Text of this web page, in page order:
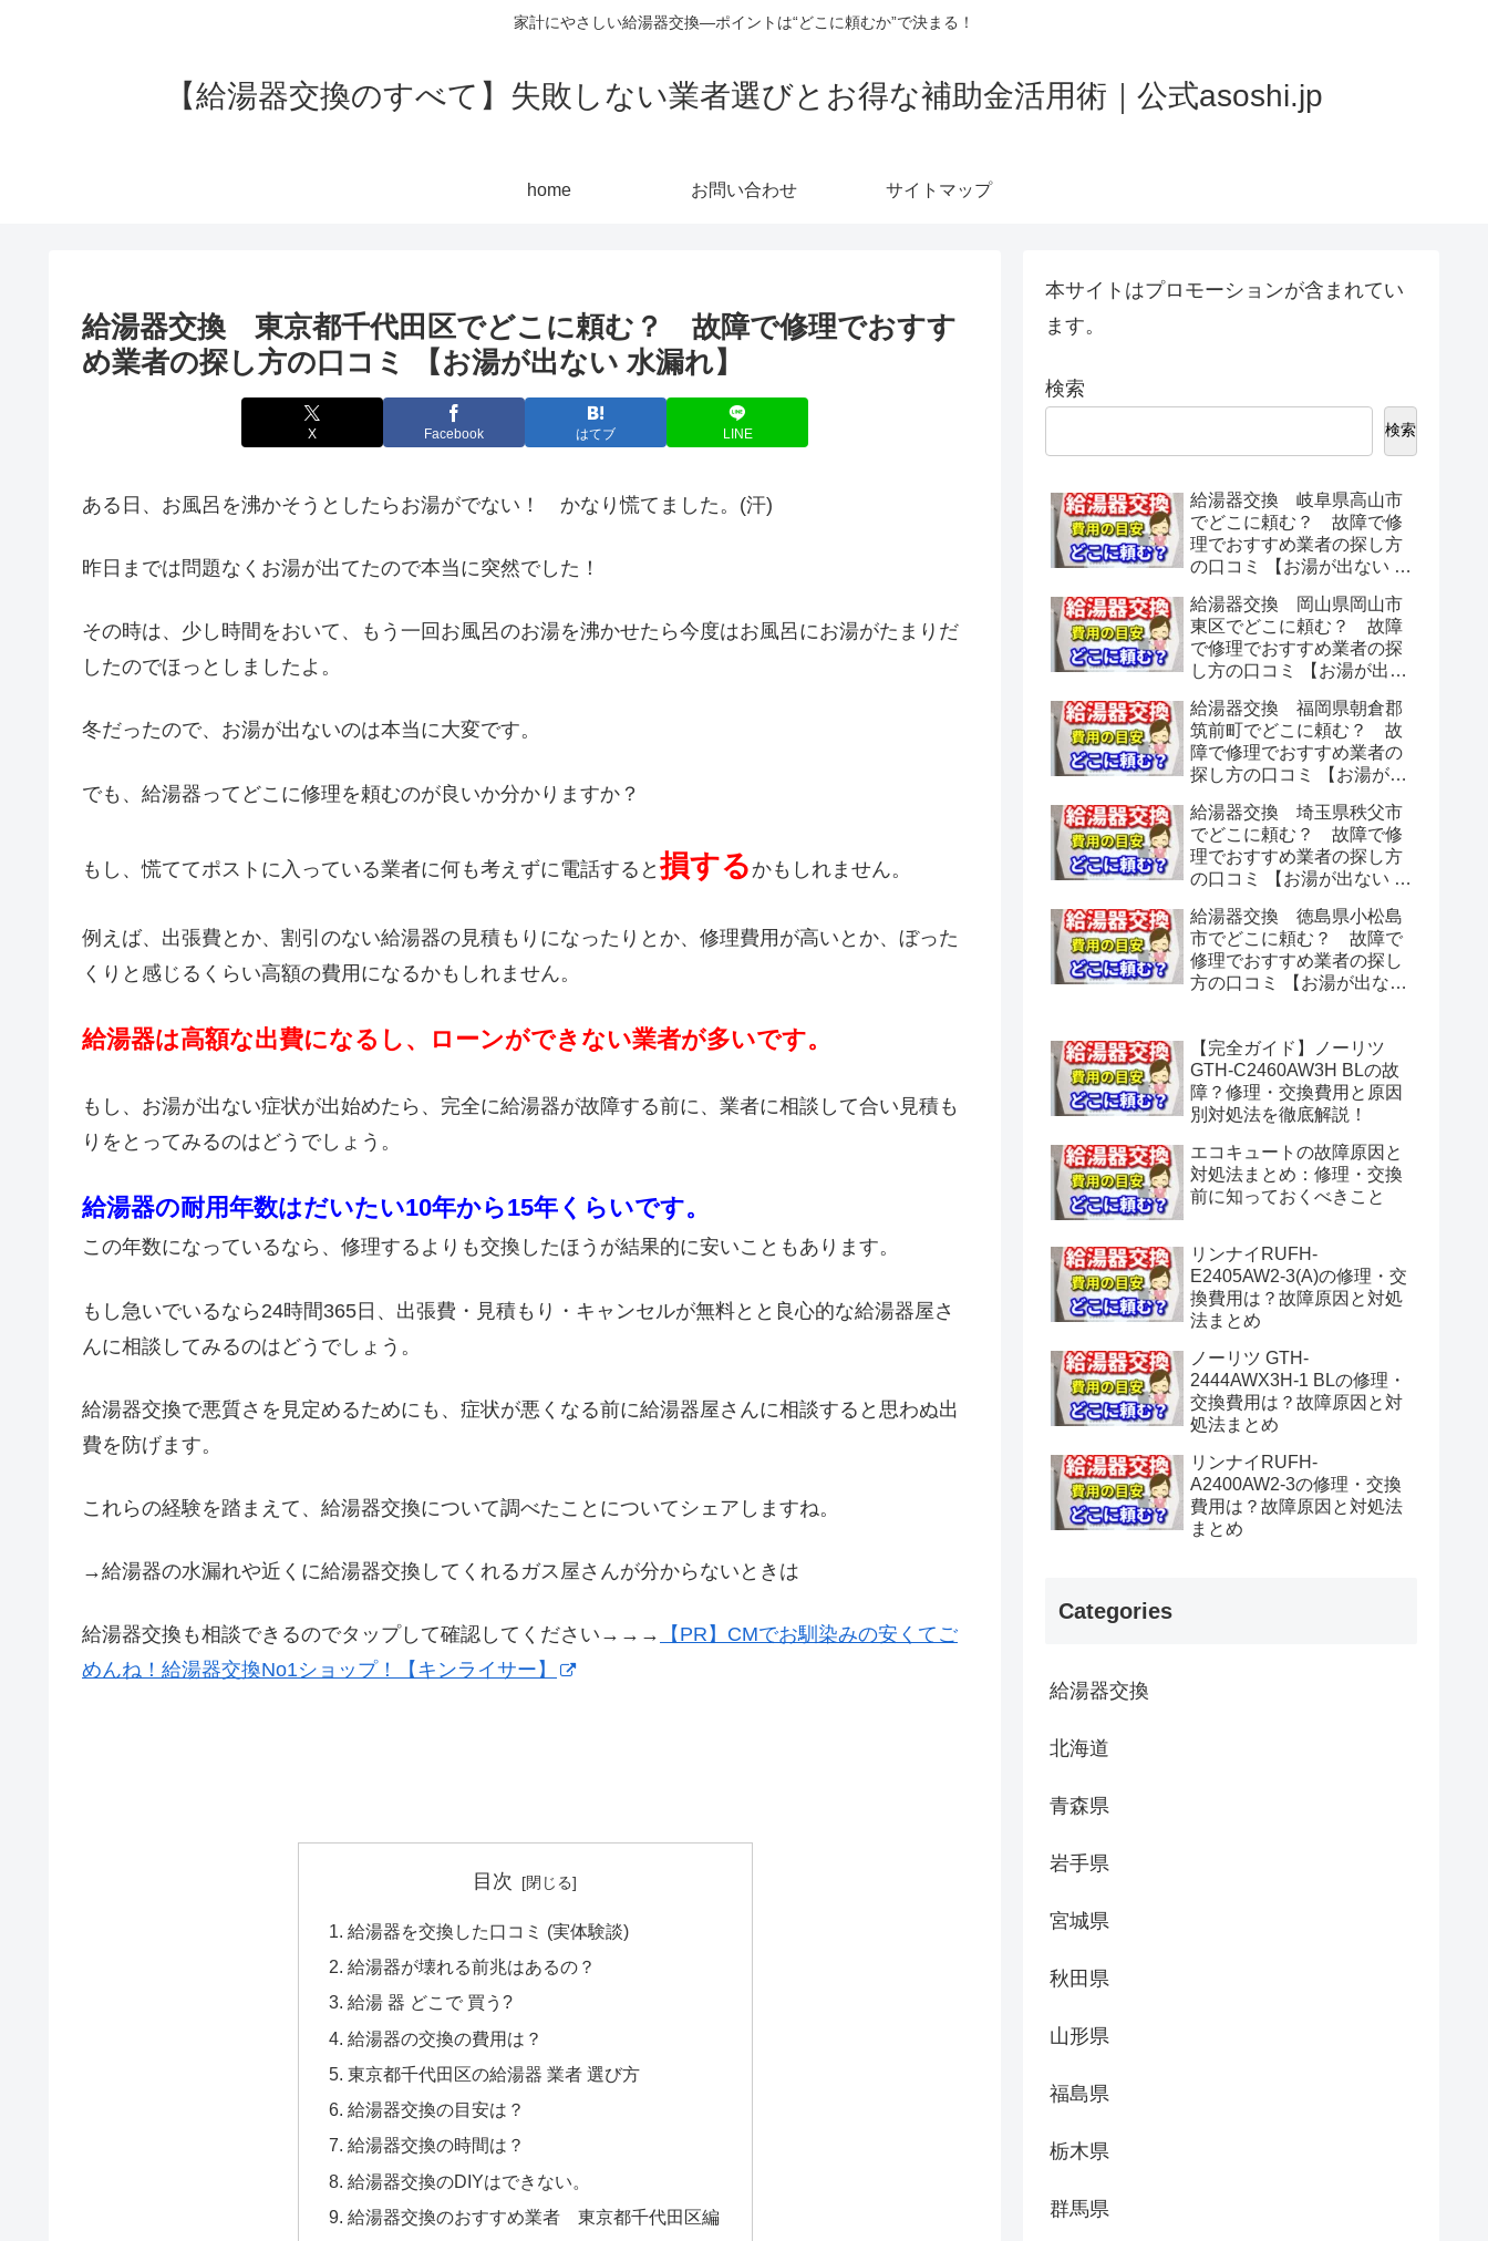
家計にやさしい給湯器交換—ポイントは“どこに頼むか”で決まる！
【給湯器交換のすべて】失敗しない業者選びとお得な補助金活用術｜公式asoshi.jp
home お問い合わせ サイトマップ
給湯器交換 東京都千代田区でどこに頼む？ 故障で修理でおすす
め業者の探し方の口コミ 【お湯が出ない 水漏れ】
X Facebook はてブ LINE
ある日、お風呂を沸かそうとしたらお湯がでない！ かなり慌てました。(汗)
昨日までは問題なくお湯が出てたので本当に突然でした！
その時は、少し時間をおいて、もう一回お風呂のお湯を沸かせたら今度はお風呂にお湯がたまりだ
したのでほっとしましたよ。
冬だったので、お湯が出ないのは本当に大変です。
でも、給湯器ってどこに修理を頼むのが良いか分かりますか？
もし、慌ててポストに入っている業者に何も考えずに電話すると損する かもしれません。
例えば、出張費とか、割引のない給湯器の見積もりになったりとか、修理費用が高いとか、ぼった
くりと感じるくらい高額の費用になるかもしれません。
給湯器は高額な出費になるし、ローンができない業者が多いです。
もし、お湯が出ない症状が出始めたら、完全に給湯器が故障する前に、業者に相談して合い見積も
りをとってみるのはどうでしょう。
給湯器の耐用年数はだいたい10年から15年くらいです。
この年数になっているなら、修理するよりも交換したほうが結果的に安いこともあります。
もし急いでいるなら24時間365日、出張費・見積もり・キャンセルが無料とと良心的な給湯器屋さ
んに相談してみるのはどうでしょう。
給湯器交換で悪質さを見定めるためにも、症状が悪くなる前に給湯器屋さんに相談すると思わぬ出
費を防げます。
これらの経験を踏まえて、給湯器交換について調べたことについてシェアしますね。
→給湯器の水漏れや近くに給湯器交換してくれるガス屋さんが分からないときは
給湯器交換も相談できるのでタップして確認してください→→→
【PR】CMでお馴染みの安くてご
めんね！給湯器交換No1ショップ！【キンライサー】
目次
給湯器を交換した口コミ (実体験談)
給湯器が壊れる前兆はあるの？
給湯 器 どこで 買う?
給湯器の交換の費用は？
東京都千代田区の給湯器 業者 選び方
給湯器交換の目安は？
給湯器交換の時間は？
給湯器交換のDIYはできない。
給湯器交換のおすすめ業者 東京都千代田区編
本サイトはプロモーションが含まれてい
ます。
検索
検索
給湯器交換 岐阜県高山市
でどこに頼む？ 故障で修
理でおすすめ業者の探し方
の口コミ 【お湯が出ない 水
給湯器交換 岡山県岡山市
東区でどこに頼む？ 故障
で修理でおすすめ業者の探
し方の口コミ 【お湯が出な
給湯器交換 福岡県朝倉郡
筑前町でどこに頼む？ 故
障で修理でおすすめ業者の
探し方の口コミ 【お湯が出
給湯器交換 埼玉県秩父市
でどこに頼む？ 故障で修
理でおすすめ業者の探し方
の口コミ 【お湯が出ない 水
給湯器交換 徳島県小松島
市でどこに頼む？ 故障で
修理でおすすめ業者の探し
方の口コミ 【お湯が出ない
【完全ガイド】ノーリツ
GTH-C2460AW3H BLの故
障？修理・交換費用と原因
別対処法を徹底解説！
エコキュートの故障原因と
対処法まとめ：修理・交換
前に知っておくべきこと
リンナイRUFH-
E2405AW2-3(A)の修理・交
換費用は？故障原因と対処
法まとめ
ノーリツ GTH-
2444AWX3H-1 BLの修理・
交換費用は？故障原因と対
処法まとめ
リンナイRUFH-
A2400AW2-3の修理・交換
費用は？故障原因と対処法
まとめ
Categories
給湯器交換
北海道
青森県
岩手県
宮城県
秋田県
山形県
福島県
栃木県
群馬県